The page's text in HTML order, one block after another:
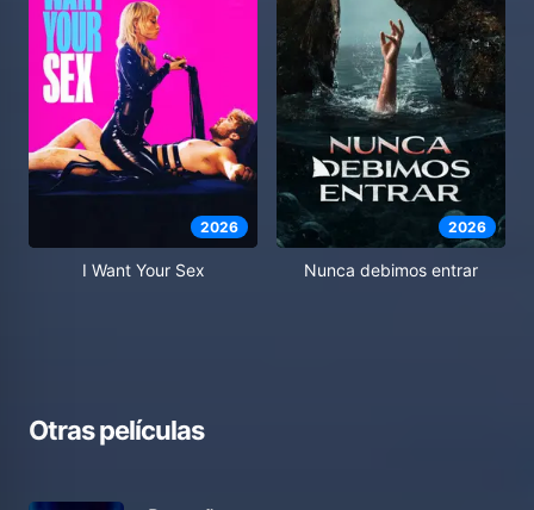
2026
I Want Your Sex
2026
Nunca debimos entrar
Otras películas